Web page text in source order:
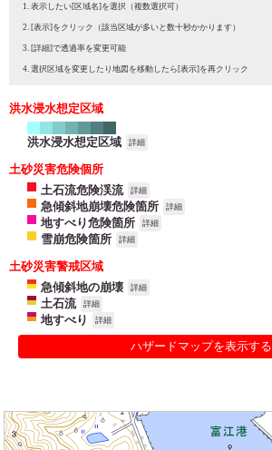
表示したい[区域名]を選択（複数選択可）
[表示]をクリック（該当区域が多いと数十秒かかります）
[詳細]で透過率を変更可能
選択区域を変更したり地図を移動したら[表示]を再クリック
洪水浸水想定区域
洪水浸水想定区域 詳細
土砂災害危険個所
土石流危険渓流
詳細
急傾斜地崩壊危険箇所 詳細
地すべり危険箇所 詳細
雪崩危険箇所 詳細
土砂災害警戒区域
急傾斜地の崩壊
詳細
土石流 詳細
地すべり 詳細
ハザードマップを表示する